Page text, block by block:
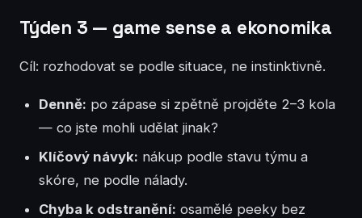
Týden 3 — game sense a ekonomika
Cíl: rozhodovat se podle situace, ne instinktivně.
Denně: po zápase si zpětně projděte 2–3 kola
— co jste mohli udělat jinak?
Klíčový návyk: nákup podle stavu týmu a
skóre, ne podle nálady.
Chyba k odstranění: osamělé peeky bez